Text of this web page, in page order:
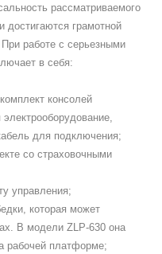
рассматриваемого
достигаются грамотной
работе с серьезными
в себя:
консолей
для подключения;
со страховочными
управления;
которая может
В модели ZLP-630 она
рабочей платформе;